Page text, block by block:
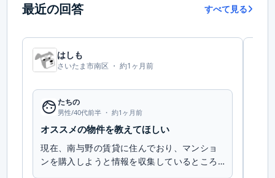
最近の回答 すべて見る
はしも
さいたま市南区 ・約1ヶ月前
faceたちの
男性/40代前半 ・約1ヶ月前
オススメの物件を教えてほしい
現在、南与野の賃貸に住んでおり、マンショ
ンを購入しようと情報を収集しているところ